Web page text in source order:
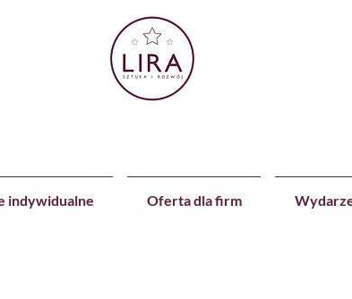
indywidualne Oferta dla firm